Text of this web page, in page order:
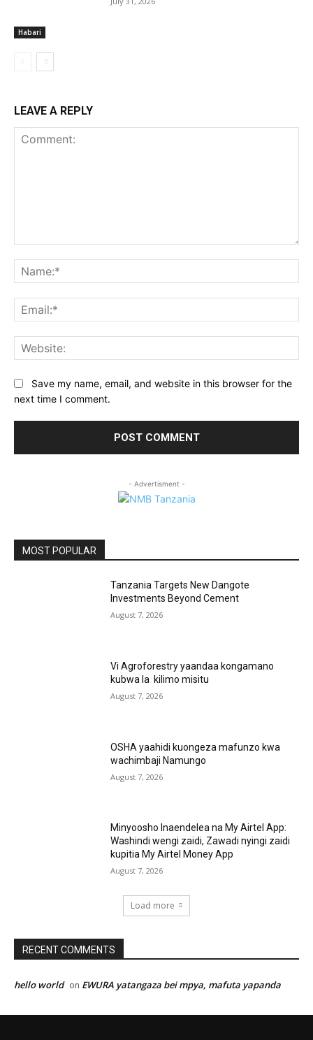
Habari
LEAVE A REPLY
Save my name, email, and website in this browser for the
next time I comment.
- Advertisment -
MOST POPULAR
Tanzania Targets New Dangote
Investments Beyond Cement
August 7, 2026
Vi Agroforestry yaandaa kongamano
kubwa la kilimo misitu
August 7, 2026
OSHA yaahidi kuongeza mafunzo kwa
wachimbaji Namungo
August 7, 2026
Minyoosho Inaendelea na My Airtel App:
Washindi wengi zaidi, Zawadi nyingi zaidi
kupitia My Airtel Money App
August 7, 2026
Load more
RECENT COMMENTS
hello world on EWURA yatangaza bei mpya, mafuta yapanda